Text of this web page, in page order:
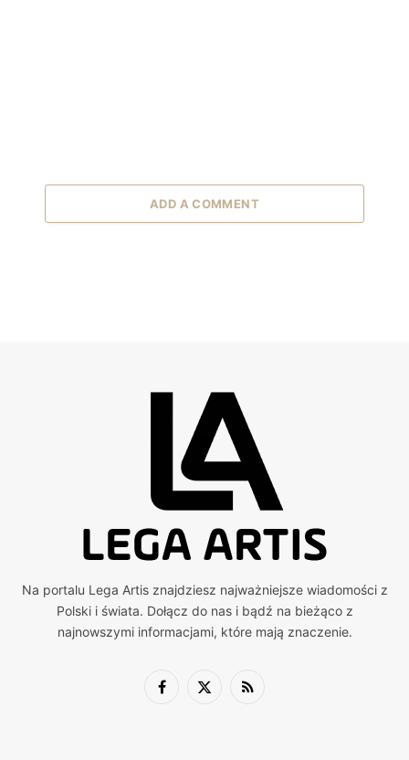
ADD A COMMENT
Na portalu Lega Artis znajdziesz najważniejsze wiadomości z
Polski i świata. Dołącz do nas i bądź na bieżąco z
najnowszymi informacjami, które mają znaczenie.
Facebook
X
RSS